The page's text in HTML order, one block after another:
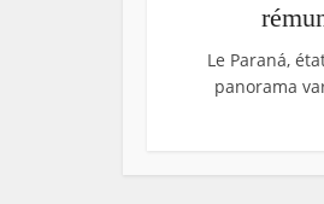
Le Paraná,
panorama